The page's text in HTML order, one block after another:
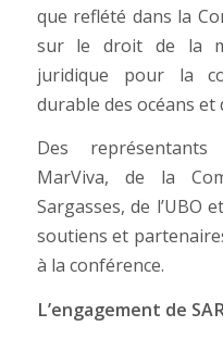
que reflété dans la
sur le droit de la
juridique pour la
durable des océans et
Des représentants
MarViva, de la
Sargasses, de l’UBO
soutiens et
à la conférence.
L’engagement de